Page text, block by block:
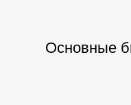
Основные